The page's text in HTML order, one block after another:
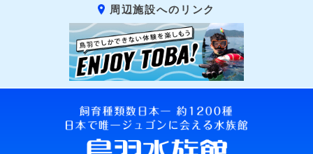
周辺施設へのリンク